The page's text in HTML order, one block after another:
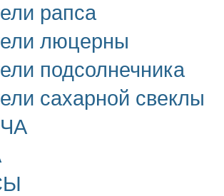
рапса
люцерны
подсолнечника
сахарной свеклы